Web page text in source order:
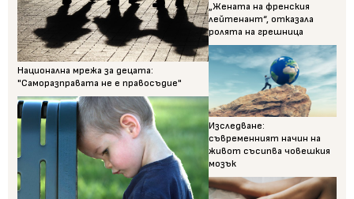
Национална мрежа за децата:
"Саморазправата не е правосъдие"
„Жената на френския
лейтенант“, отказала
ролята на грешница
Изследване:
съвременният начин на
живот съсипва човешкия
мозък